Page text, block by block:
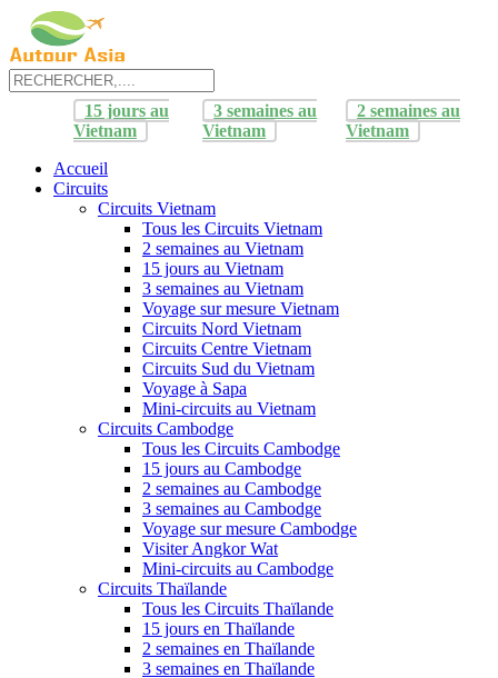
15 jours au
Vietnam
3 semaines au
Vietnam
2 semaines au
Vietnam
Accueil
Circuits
Circuits Vietnam
Tous les Circuits Vietnam
2 semaines au Vietnam
15 jours au Vietnam
3 semaines au Vietnam
Voyage sur mesure Vietnam
Circuits Nord Vietnam
Circuits Centre Vietnam
Circuits Sud du Vietnam
Voyage à Sapa
Mini-circuits au Vietnam
Circuits Cambodge
Tous les Circuits Cambodge
15 jours au Cambodge
2 semaines au Cambodge
3 semaines au Cambodge
Voyage sur mesure Cambodge
Visiter Angkor Wat
Mini-circuits au Cambodge
Circuits Thaïlande
Tous les Circuits Thaïlande
15 jours en Thaïlande
2 semaines en Thaïlande
3 semaines en Thaïlande